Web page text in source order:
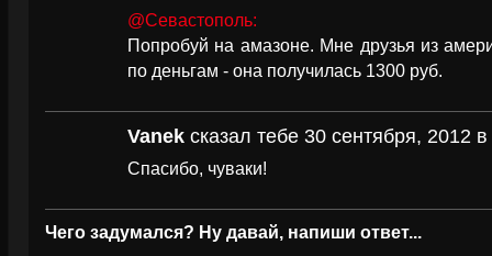
@Севастополь:
Попробуй на амазоне. Мне друзья из
по деньгам - она получилась 1300 руб.
Vanek сказал тебе 30 сентября, 2012
Спасибо, чуваки!
Чего задумался? Ну давай, напиши ответ...